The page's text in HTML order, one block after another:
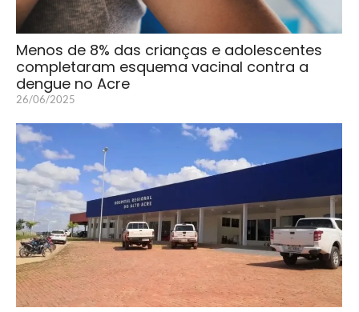
Menos de 8% das crianças e adolescentes
completaram esquema vacinal contra a
dengue no Acre
26/06/2025